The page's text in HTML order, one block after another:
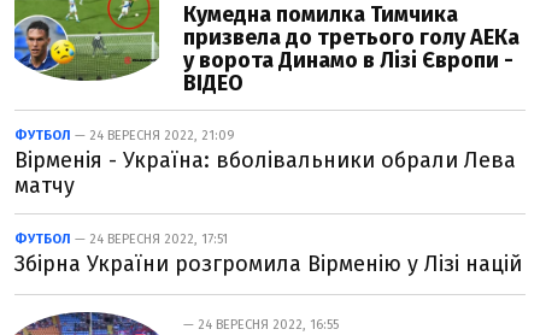
Кумедна помилка Тимчика
призвела до третього голу АЕКа
у ворота Динамо в Лізі Європи -
ВІДЕО
ФУТБОЛ — 24 ВЕРЕСНЯ 2022, 21:09
Вірменія - Україна: вболівальники обрали Лева
матчу
ФУТБОЛ — 24 ВЕРЕСНЯ 2022, 17:51
Збірна України розгромила Вірменію у Лізі націй
— 24 ВЕРЕСНЯ 2022, 16:55